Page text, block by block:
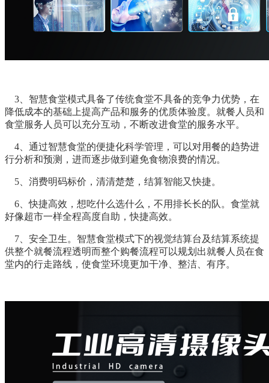
3、智慧食堂模式具备了传统食堂不具备的竞争力优势，在
降低成本的基础上提高产品和服务的优质体验度。就餐人员和
食堂服务人员可以充分互动，不断改进食堂的服务水平。
4、通过智慧食堂的便捷化科学管理，可以对用餐的趋势进
行分析和预测，进而逐步做到避免食物浪费的情况。
5、消费明码标价，清清楚楚，结算智能又快捷。
6、快捷高效，想吃什么选什么，不用排长长的队。食堂就
好像超市一样全程高度自助，快捷高效。
7、安全卫生。智慧食堂模式下的视觉结算台及结算系统提
供整个就餐流程透明而整个购餐流程可以规划出就餐人员在食
堂内的行走路线，使食堂环境更加干净、整洁、有序。